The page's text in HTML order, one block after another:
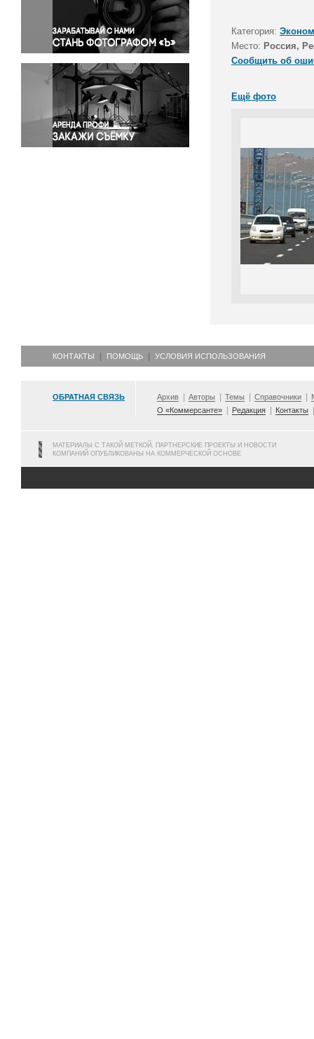
Правосудие
Происшествия и конфликты
Религия
Светская жизнь
Спорт
Экология
Экономика и бизнес
Категория:
Место: Россия,
Сообщить об
Ещё фото
КОНТАКТЫ ПОМОЩЬ УСЛОВИЯ ИСПОЛЬЗОВАНИЯ
ОБРАТНАЯ СВЯЗЬ Архив Авторы Темы Справочники
О «Коммерсанте»
Редакция Контакты
МАТЕРИАЛЫ С ТАКОЙ МЕТКОЙ, ПАРТНЕРСКИЕ ПРОЕКТЫ И НОВОСТИ
КОМПАНИЙ ОПУБЛИКОВАНЫ НА КОММЕРЧЕСКОЙ ОСНОВЕ